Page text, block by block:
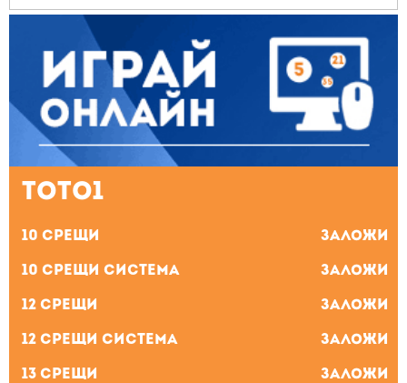
ТОТО1
10 Срещи Заложи
10 Срещи система Заложи
12 Срещи Заложи
12 Срещи система Заложи
13 Срещи Заложи